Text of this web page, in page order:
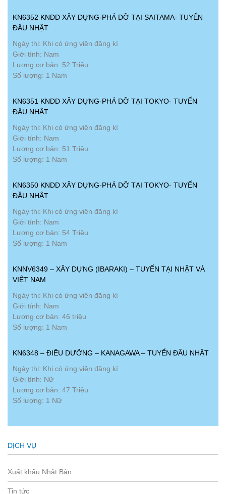
KN6352 KNDD XÂY DỰNG-PHÁ DỠ TẠI SAITAMA- TUYỂN
ĐẦU NHẬT
Ngày thi: Khi có ứng viên đăng kí
Giới tính: Nam
Lương cơ bản: 52 Triệu
Số lượng: 1 Nam
KN6351 KNDD XÂY DỰNG-PHÁ DỠ TẠI TOKYO- TUYỂN
ĐẦU NHẬT
Ngày thi: Khi có ứng viên đăng kí
Giới tính: Nam
Lương cơ bản: 51 Triệu
Số lượng: 1 Nam
KN6350 KNDD XÂY DỰNG-PHÁ DỠ TẠI TOKYO- TUYỂN
ĐẦU NHẬT
Ngày thi: Khi có ứng viên đăng kí
Giới tính: Nam
Lương cơ bản: 54 Triệu
Số lượng: 1 Nam
KNNV6349 – XÂY DỰNG (IBARAKI) – TUYỂN TẠI NHẬT VÀ
VIỆT NAM
Ngày thi: Khi có ứng viên đăng kí
Giới tính: Nam
Lương cơ bản: 46 triệu
Số lượng: 1 Nam
KN6348 – ĐIỀU DƯỠNG – KANAGAWA – TUYỂN ĐẦU NHẬT
Ngày thi: Khi có ứng viên đăng kí
Giới tính: Nữ
Lương cơ bản: 47 Triệu
Số lượng: 1 Nữ
DỊCH VỤ
Xuất khẩu Nhật Bản
Tin tức